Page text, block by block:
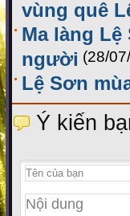
vùng quê
Ma làng
người (28/
Lệ Sơn
Ý kiến